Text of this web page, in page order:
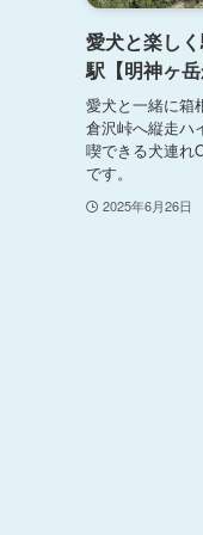
愛犬と楽し
駅【明神ヶ
愛犬と一緒に箱
倉沢峠へ縦走ハ
喫できる犬連れ
です。
2025年6月26日